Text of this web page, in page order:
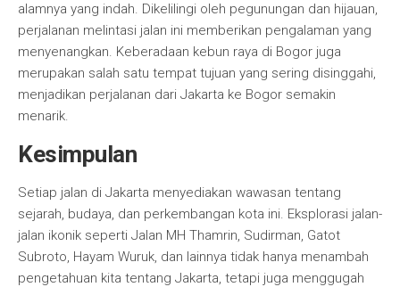
alamnya yang indah. Dikelilingi oleh pegunungan dan hijauan,
perjalanan melintasi jalan ini memberikan pengalaman yang
menyenangkan. Keberadaan kebun raya di Bogor juga
merupakan salah satu tempat tujuan yang sering disinggahi,
menjadikan perjalanan dari Jakarta ke Bogor semakin
menarik.
Kesimpulan
Setiap jalan di Jakarta menyediakan wawasan tentang
sejarah, budaya, dan perkembangan kota ini. Eksplorasi jalan-
jalan ikonik seperti Jalan MH Thamrin, Sudirman, Gatot
Subroto, Hayam Wuruk, dan lainnya tidak hanya menambah
pengetahuan kita tentang Jakarta, tetapi juga menggugah